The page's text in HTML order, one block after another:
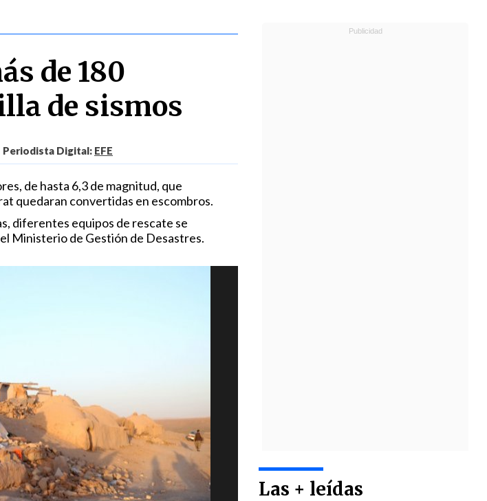
de 180
de sismos
Periodista Digital: EFE
de hasta 6,3 de magnitud, que
quedaran convertidas en escombros.
diferentes equipos de rescate se
Ministerio de Gestión de Desastres.
Las + leídas